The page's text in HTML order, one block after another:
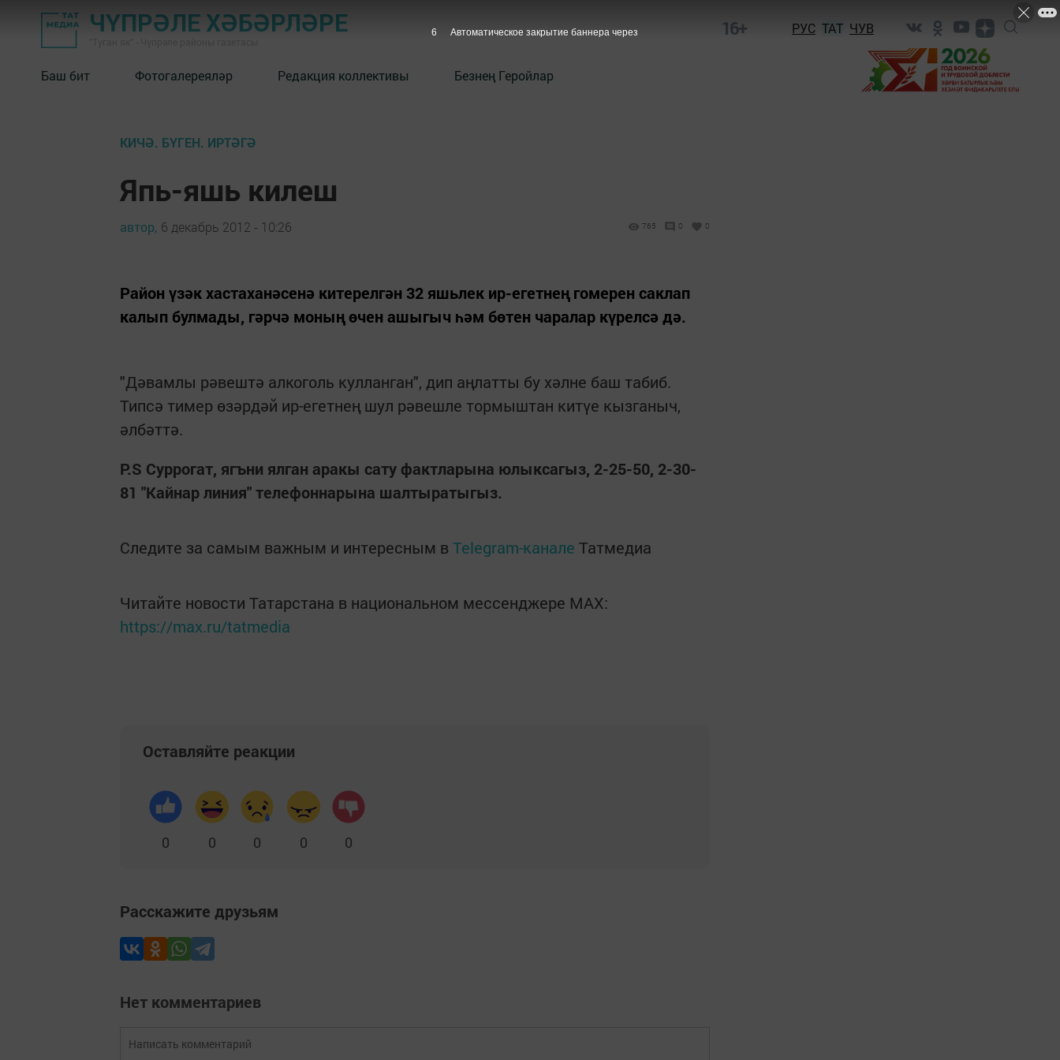
ЧҮПРӘЛЕ ХӘБӘРЛӘРЕ 16+ РУС ТАТ ЧУВ
Баш бит Фотогалереяләр Редакция коллективы Безнең Геройлар
КИЧӘ. БҮГЕН. ИРТӘГӘ
Япь-яшь килеш
автор, 6 декабрь 2012 - 10:26 765 0 0
Район үзәк хастаханәсенә китерелгән 32 яшьлек ир-егетнең гомерен саклап
калып булмады, гәрчә моның өчен ашыгыч һәм бөтен чаралар күрелсә дә.
"Дәвамлы рәвештә алкоголь кулланган", дип аңлатты бу хәлне баш табиб.
Типсә тимер өзәрдәй ир-егетнең шул рәвешле тормыштан китүе кызганыч,
әлбәттә.
P.S Суррогат, ягъни ялган аракы сату фактларына юлыксагыз, 2-25-50, 2-30-
81 "Кайнар линия" телефоннарына шалтыратыгыз.
Следите за самым важным и интересным в Telegram-канале Татмедиа
Читайте новости Татарстана в национальном мессенджере MАХ:
https://max.ru/tatmedia
Оставляйте реакции
0 0 0 0 0
Расскажите друзьям
Нет комментариев
5 Автоматическое закрытие баннера через